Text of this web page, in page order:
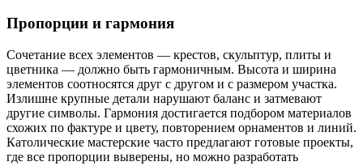
Пропорции и гармония
Сочетание всех элементов — крестов, скульптур, плиты и
цветника — должно быть гармоничным. Высота и ширина
элементов соотносятся друг с другом и с размером участка.
Излишне крупные детали нарушают баланс и затмевают
другие символы. Гармония достигается подбором материалов
схожих по фактуре и цвету, повторением орнаментов и линий.
Католические мастерские часто предлагают готовые проекты,
где все пропорции выверены, но можно разработать